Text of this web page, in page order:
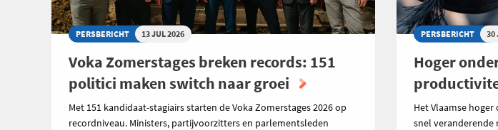
PERSBERICHT 13 JUL 2026
Voka Zomerstages breken records: 151
politici maken switch naar groei
Met 151 kandidaat-stagiairs starten de Voka Zomerstages 2026 op
recordniveau. Ministers, partijvoorzitters en parlementsleden
PERSBERICHT 30
Hoger
Het Vlaamse
snel veranderende